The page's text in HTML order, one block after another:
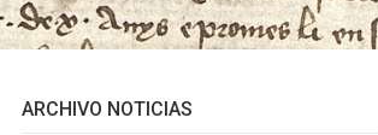
ARCHIVO NOTICIAS